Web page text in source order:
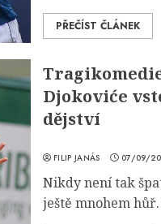
PŘEČÍST ČLÁNEK
Djokoviće
dějství
FILIP JANÁS 07/09/
Nikdy není tak
ještě mnohem